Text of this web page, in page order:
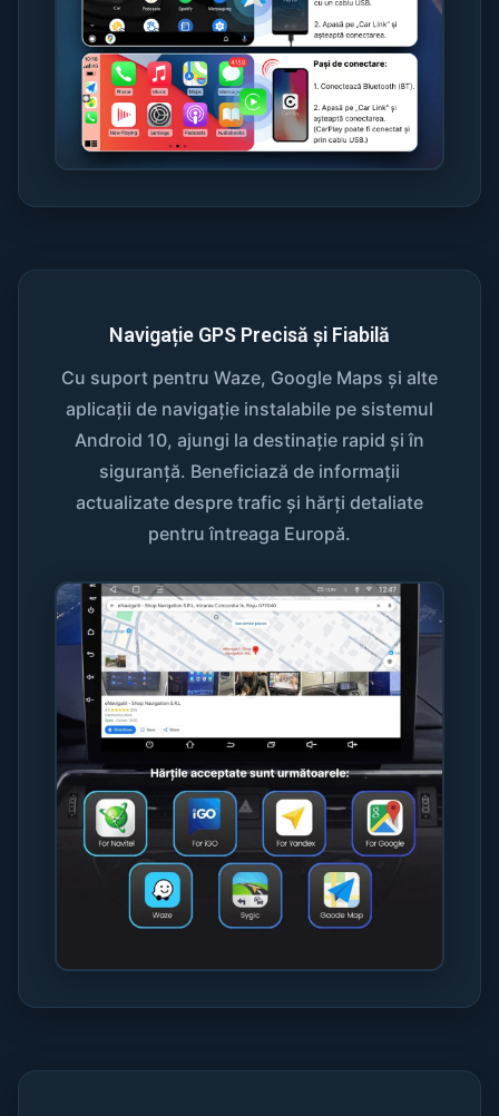
Navigație GPS Precisă și Fiabilă
Cu suport pentru Waze, Google Maps și alte
aplicații de navigație instalabile pe sistemul
Android 10, ajungi la destinație rapid și în
siguranță. Beneficiază de informații
actualizate despre trafic și hărți detaliate
pentru întreaga Europă.